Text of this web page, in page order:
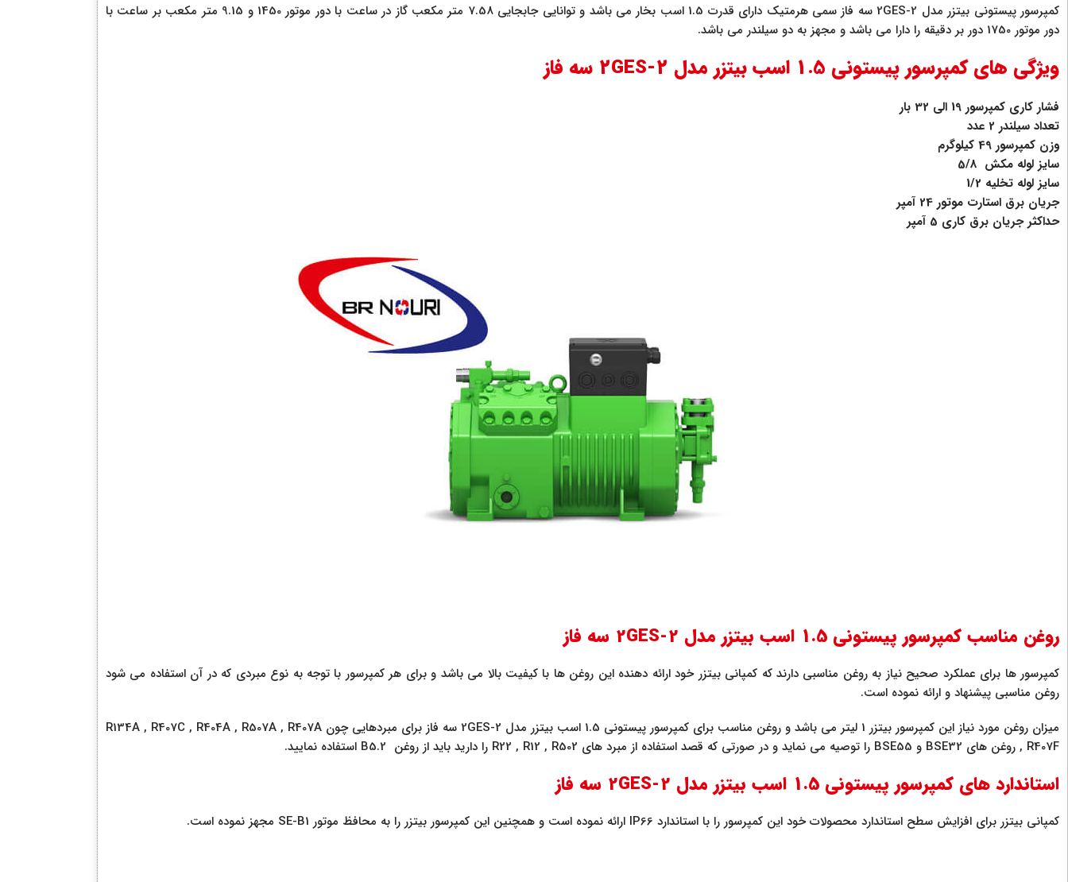
کمپرسور پیستونی بیتزر مدل 2GES-2 سه فاز سمی هرمتیک دارای قدرت 1.5 اسب بخار می باشد و توانایی جابجایی 7.58 متر مکعب گاز در ساعت با دور موتور 1450 و 9.15 متر مکعب بر ساعت با
دور موتور 1750 دور بر دقیقه را دارا می باشد و مجهز به دو سیلندر می باشد.
ویژگی های کمپرسور پیستونی 1.5 اسب بیتزر مدل 2GES-2 سه فاز
فشار کاری کمپرسور 19 الی 32 بار
تعداد سیلندر 2 عدد
وزن کمپرسور 49 کیلوگرم
سایز لوله مکش 5/8
سایز لوله تخلیه 1/2
جریان برق استارت موتور 24 آمپر
حداکثر جریان برق کاری 5 آمپر
روغن مناسب کمپرسور پیستونی 1.5 اسب بیتزر مدل 2GES-2 سه فاز
کمپرسور ها برای عملکرد صحیح نیاز به روغن مناسبی دارند که کمپانی بیتزر خود ارائه دهنده این روغن ها با کیفیت بالا می باشد و برای هر کمپرسور با توجه به نوع مبردی که در آن استفاده می شود
روغن مناسبی پیشنهاد و ارائه نموده است.
میزان روغن مورد نیاز این کمپرسور بیتزر 1 لیتر می باشد و روغن مناسب برای کمپرسور پیستونی 1.5 اسب بیتزر مدل 2GES-2 سه فاز برای مبردهایی چون R134A , R407C , R404A , R507A , R407A
, R407F روغن های BSE32 و BSE55 را توصیه می نماید و در صورتی که قصد استفاده از مبرد های R22 , R12 , R502 را دارید باید از روغن B5.2 استفاده نمایید.
استاندارد های کمپرسور پیستونی 1.5 اسب بیتزر مدل 2GES-2 سه فاز
کمپانی بیتزر برای افزایش سطح استاندارد محصولات خود این کمپرسور را با استاندارد IP66 ارائه نموده است و همچنین این کمپرسور بیتزر را به محافظ موتور SE-B1 مجهز نموده است.